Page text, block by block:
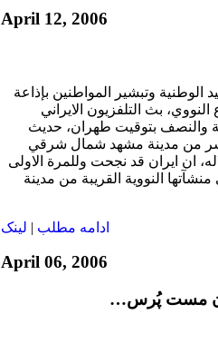
April 12, 2006
وتبشير المواطنين بإذاعة
بث التلفزيون الايراني
والنصف بتوقيت طهران، حديث
من مدينة مشهد شمال شرقي
ان ايران قد نجحت وللمرة الاولى
النووية القريبة من مدينة
ادامه مطلب | لينک
April 06, 2006
مست پُرس…